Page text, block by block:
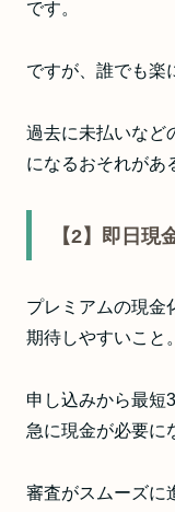
です。
ですが、誰でも楽
過去に未払いなど
になるおそれがあ
【2】即日現
プレミアムの現金
期待しやすいこと。
申し込みから最短
急に現金が必要に
審査がスムーズに